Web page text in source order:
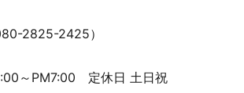
2825-2425）
～PM7:00 定休日 土日祝